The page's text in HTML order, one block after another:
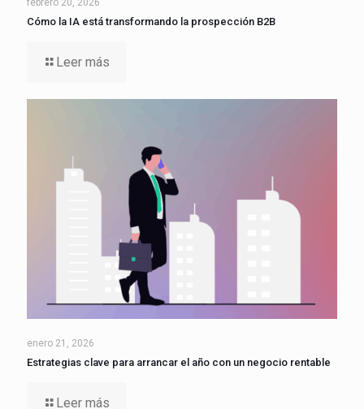
Cómo la IA está transformando la prospección B2B
Leer más
enero 21, 2026
Estrategias clave para arrancar el año con un negocio rentable
Leer más